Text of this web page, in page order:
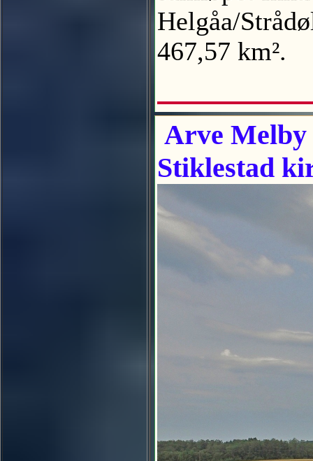
Helgåa/
467,57 km².
Arve Melby
Stiklestad